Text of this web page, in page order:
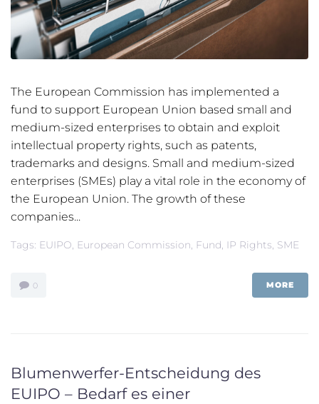
The European Commission has implemented a
fund to support European Union based small and
medium-sized enterprises to obtain and exploit
intellectual property rights, such as patents,
trademarks and designs. Small and medium-sized
enterprises (SMEs) play a vital role in the economy of
the European Union. The growth of these
companies...
Tags: EUIPO, European Commission, Fund, IP Rights, SME
0 MORE
Blumenwerfer-Entscheidung des
EUIPO – Bedarf es einer